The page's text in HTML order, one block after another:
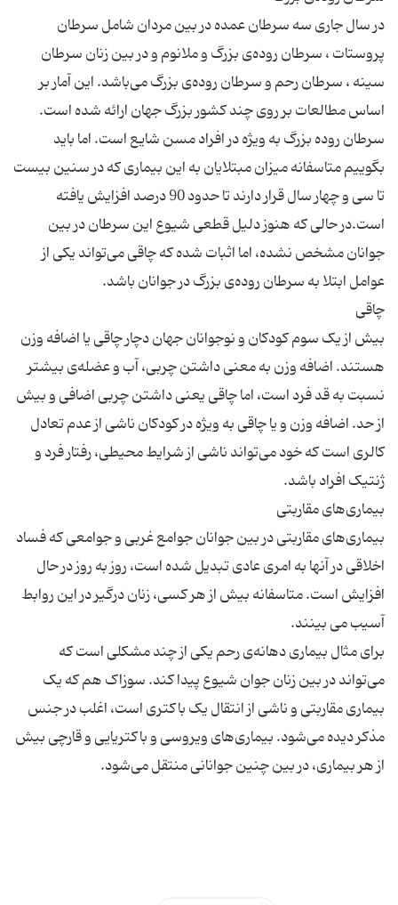
در سال جاری سه سرطان عمده در بین مردان شامل سرطان
پروستات ، سرطان روده‌ی بزرگ و ملانوم و در بین زنان سرطان
سینه ، سرطان رحم و سرطان روده‌ی بزرگ می‌باشد. این آمار بر
سرطان روده بزرگ به ویژه در افراد مسن شایع است. اما باید
بگوییم متاسفانه میزان مبتلایان به این بیماری که در سنین بیست
تا سی و چهار سال قرار دارند تا حدود 90 درصد افزایش یافته
است.در حالی که هنوز دلیل قطعی شیوع این سرطان در بین
جوانان مشخص نشده، اما اثبات شده که چاقی می‌تواند یکی از
بیش از یک سوم کودکان و نوجوانان جهان دچار چاقی یا اضافه وزن
هستند. اضافه وزن به معنی داشتن چربی، آب و عضله‌ی بیشتر
نسبت به قد فرد است، اما چاقی یعنی داشتن چربی اضافی و بیش
از حد. اضافه وزن و یا چاقی به ویژه در کودکان ناشی از عدم تعادل
کالری است که خود می‌تواند ناشی از شرایط محیطی، رفتار فرد و
بیماری‌های مقاربتی در بین جوانان جوامع غربی و جوامعی که فساد
اخلاقی در آنها به امری عادی تبدیل شده است، روز به روز در حال
افزایش است. متاسفانه بیش از هر کسی، زنان درگیر در این روابط
برای مثال بیماری دهانه‌ی رحم یکی از چند مشکلی است که
می‌تواند در بین زنان جوان شیوع پیدا کند. سوزاک هم که یک
بیماری مقاربتی و ناشی از انتقال یک باکتری است، اغلب در جنس
مذکر دیده می‌شود. بیماری‌های ویروسی و باکتریایی و قارچی بیش